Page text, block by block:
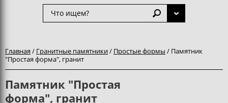
Главная / Гранитные памятники/ Простые формы / Памятник
"Простая форма", гранит
Памятник "Простая
форма", гранит